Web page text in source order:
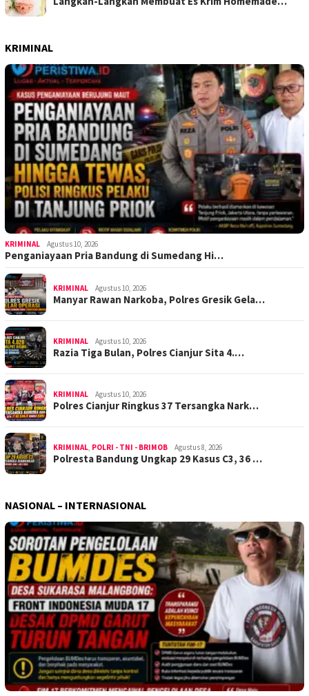
KRIMINAL
KRIMINAL Agustus 10, 2026
Penganiayaan Pria Bandung di Sumedang Hi…
KRIMINAL Agustus 10, 2026
Manyar Rawan Narkoba, Polres Gresik Gela…
KRIMINAL Agustus 10, 2026
Razia Tiga Bulan, Polres Cianjur Sita 4.…
KRIMINAL Agustus 10, 2026
Polres Cianjur Ringkus 37 Tersangka Nark…
KRIMINAL, POLRI - TNI - BRIMOB Agustus 8, 2026
Polresta Bandung Ungkap 29 Kasus C3, 36 …
NASIONAL – INTERNASIONAL